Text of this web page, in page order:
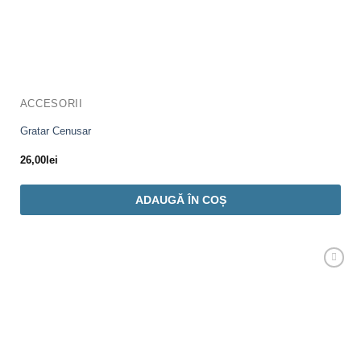
ACCESORII
Gratar Cenusar
26,00lei
ADAUGĂ ÎN COȘ